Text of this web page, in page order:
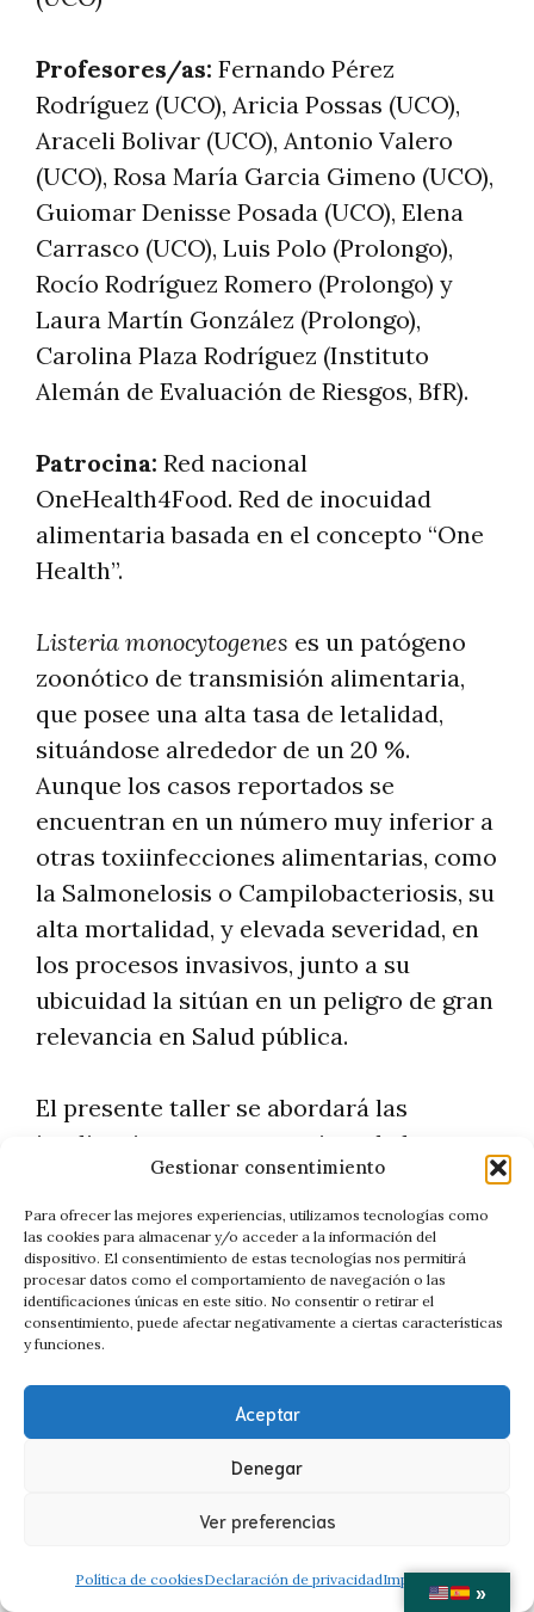
Gestionar consentimiento
Para ofrecer las mejores experiencias, utilizamos tecnologías como
las cookies para almacenar y/o acceder a la información del
dispositivo. El consentimiento de estas tecnologías nos permitirá
procesar datos como el comportamiento de navegación o las
identificaciones únicas en este sitio. No consentir o retirar el
consentimiento, puede afectar negativamente a ciertas características
y funciones.
Aceptar
Denegar
Ver preferencias
Política de cookiesDeclaración de privacidadImpressum
Profesores/as: Fernando Pérez
Rodríguez (UCO), Aricia Possas (UCO),
Araceli Bolivar (UCO), Antonio Valero
(UCO), Rosa María Garcia Gimeno (UCO),
Guiomar Denisse Posada (UCO), Elena
Carrasco (UCO), Luis Polo (Prolongo),
Rocío Rodríguez Romero (Prolongo) y
Laura Martín González (Prolongo),
Carolina Plaza Rodríguez (Instituto
Alemán de Evaluación de Riesgos, BfR).
Patrocina: Red nacional
OneHealth4Food. Red de inocuidad
alimentaria basada en el concepto “One
Health”.
Listeria monocytogenes es un patógeno
zoonótico de transmisión alimentaria,
que posee una alta tasa de letalidad,
situándose alrededor de un 20 %.
Aunque los casos reportados se
encuentran en un número muy inferior a
otras toxiinfecciones alimentarias, como
la Salmonelosis o Campilobacteriosis, su
alta mortalidad, y elevada severidad, en
los procesos invasivos, junto a su
ubicuidad la sitúan en un peligro de gran
relevancia en Salud pública.
El presente taller se abordará las
implicaciones y perspectivas de la
modificación del criterio microbiológico
para este patógeno, presentando el
estado de situación sobre el patógeno en
España y Europa, las diferentes
metodologías que pueden aplicarse en el
establecimiento de la vida útil en base a
L. monocytogenes, y el cumplimiento de
su criterio, con especial énfasis en la
aplicación de modelos de predicción y
contemplará la visión del sector
industrial, mostrando diferentes casos
»